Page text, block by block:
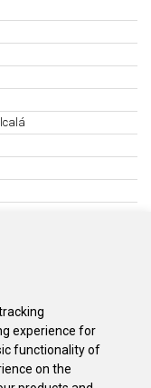
experience for
functionality of
on the